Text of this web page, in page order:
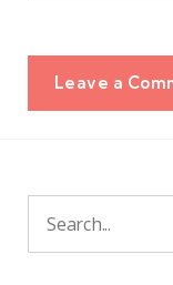
Leave a
Search
for: